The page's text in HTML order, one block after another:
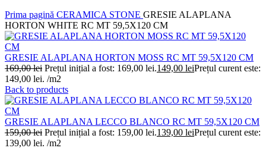
Prima pagină CERAMICA STONE GRESIE ALAPLANA
HORTON WHITE RC MT 59,5X120 CM
GRESIE ALAPLANA HORTON MOSS RC MT 59,5X120 CM
169,00lei Prețul inițial a fost: 169,00 lei.149,00 leiPrețul curent este:
149,00 lei. /m2
Back to products
GRESIE ALAPLANA LECCO BLANCO RC MT 59,5X120 CM
159,00lei Prețul inițial a fost: 159,00 lei.139,00 leiPrețul curent este:
139,00 lei. /m2